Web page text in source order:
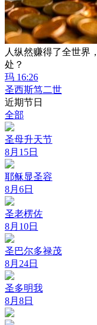
人纵然赚得了全世界
处？
玛 16:26
圣西斯笃二世
近期节日
全部
圣母升天节
8月15日
耶稣显圣容
8月6日
圣老楞佐
8月10日
圣巴尔多禄茂
8月24日
圣多明我
8月8日